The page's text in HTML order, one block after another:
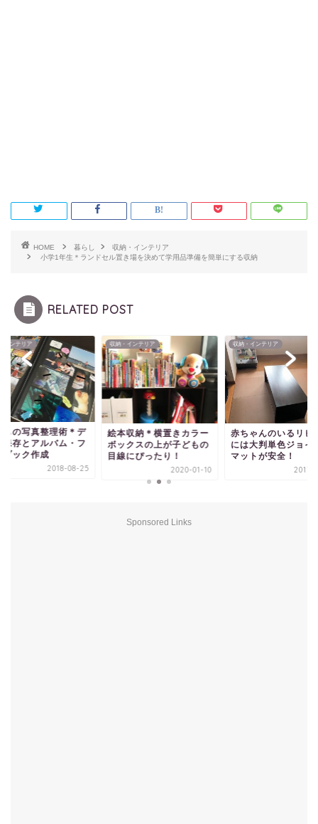
HOME 暮らし
収納・インテリア
小学1年生＊ランドセル置き場を決めて学用品準備を簡単にする収納
RELATED POST
インテリア
もの写真整理術＊デ
保存とアルバム・フ
ブック作成
2018-08-25
収納・インテリア
絵本収納＊横置きカラー
ボックスの上が子どもの
目線にぴったり！
2020-01-10
収納・インテリア
赤ちゃんのいるリビ
には大判単色ジョイ
マットが安全！
2017-
Sponsored Links